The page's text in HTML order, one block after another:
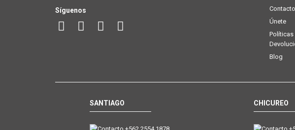
Síguenos
Únete
Políticas
Blog
SANTIAGO CHICUREO